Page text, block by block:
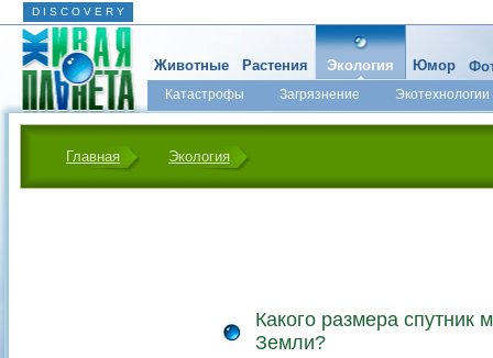
D I S C O V E R Y
Животные Растения Экология
Катастрофы Загрязнение Экотехнологии
Юмор
Главная Экология
Какого размера спутник
Земли?